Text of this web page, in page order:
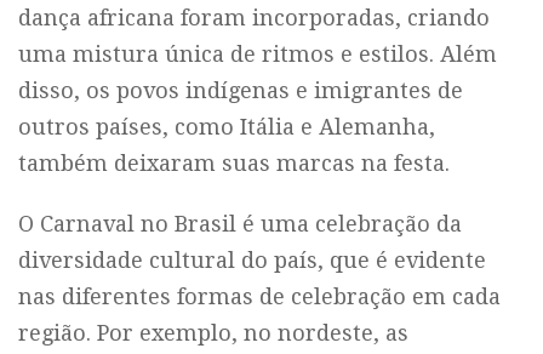
dança africana foram incorporadas, criando
uma mistura única de ritmos e estilos. Além
disso, os povos indígenas e imigrantes de
outros países, como Itália e Alemanha,
também deixaram suas marcas na festa.
O Carnaval no Brasil é uma celebração da
diversidade cultural do país, que é evidente
nas diferentes formas de celebração em cada
região. Por exemplo, no nordeste, as